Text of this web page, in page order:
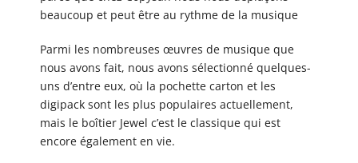
beaucoup et peut être au rythme de la musique
Parmi les nombreuses œuvres de musique que
nous avons fait, nous avons sélectionné quelques-
uns d’entre eux, où la pochette carton et les
digipack sont les plus populaires actuellement,
mais le boîtier Jewel c’est le classique qui est
encore également en vie.